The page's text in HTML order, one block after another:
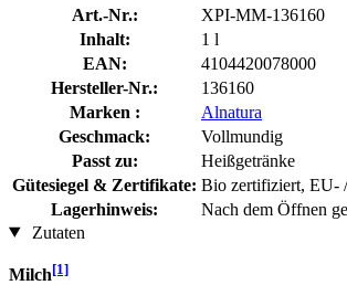
Art.-Nr.:
XPI-MM-136160
Inhalt:
1 l
EAN:
4104420078000
Hersteller-Nr.:
136160
Marken :
Alnatura
Geschmack:
Vollmundig
Passt zu:
Heißgetränke
Gütesiegel & Zertifikate: Bio zertifiziert, EU-
Lagerhinweis:
Nach dem Öffnen
Zutaten
Milch[1]